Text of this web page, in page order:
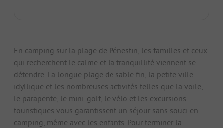
En camping sur la plage de Pénestin, les familles et ceux
qui recherchent le calme et la tranquillité viennent se
détendre. La longue plage de sable fin, la petite ville
idyllique et les nombreuses activités telles que la voile,
le parapente, le mini-golf, le vélo et les excursions
touristiques vous garantissent un séjour sans souci en
camping, même avec les enfants. Pour terminer la